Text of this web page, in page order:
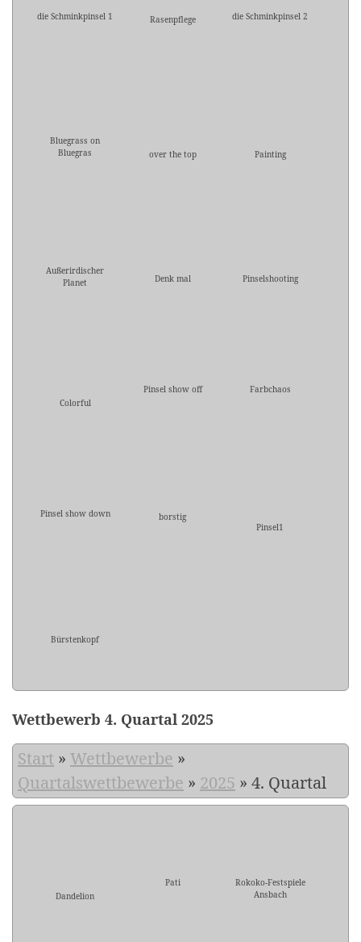
die Schminkpinsel 1 Rasenpflege die Schminkpinsel 2
Bluegrass on
Bluegras
over the top Painting
Außerirdischer
Planet
Denk mal Pinselshooting
Colorful
Pinsel show off Farbchaos
Pinsel show down
borstig
Pinsel1
Bürstenkopf
Wettbewerb 4. Quartal 2025
Start » Wettbewerbe »
Quartalswettbewerbe » 2025 » 4. Quartal
Dandelion
Pati
Rokoko-Festspiele
Ansbach